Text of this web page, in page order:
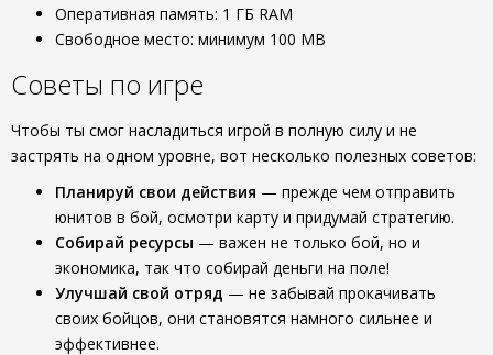
Оперативная память: 1 ГБ RAM
Свободное место: минимум 100 MB
Советы по игре
Чтобы ты смог насладиться игрой в полную силу и не
застрять на одном уровне, вот несколько полезных советов:
Планируй свои действия — прежде чем отправить
юнитов в бой, осмотри карту и придумай стратегию.
Собирай ресурсы — важен не только бой, но и
экономика, так что собирай деньги на поле!
Улучшай свой отряд — не забывай прокачивать
своих бойцов, они становятся намного сильнее и
эффективнее.